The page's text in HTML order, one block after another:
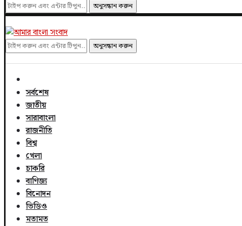
অনুসন্ধান করুন
অনুসন্ধান করুন
সর্বশেষ
জাতীয়
সারাবাংলা
রাজনীতি
বিশ্ব
খেলা
চাকরি
বাণিজ্য
বিনোদন
ভিডিও
মতামত